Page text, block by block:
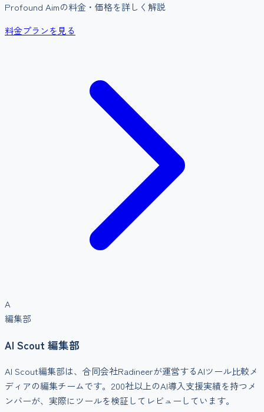
Profound Aimの料金・価格を詳しく解説
料金プランを見る
A
編集部
AI Scout 編集部
AI Scout編集部は、合同会社Radineerが運営するAIツール比較メ
ディアの編集チームです。200社以上のAI導入支援実績を持つメ
ンバーが、実際にツールを検証してレビューしています。